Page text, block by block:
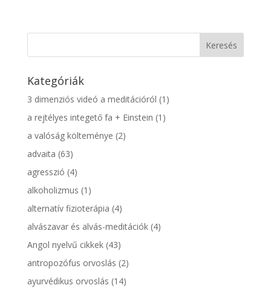
Kategóriák
3 dimenziós videó a meditációról (1)
a rejtélyes integető fa + Einstein (1)
a valóság költeménye (2)
advaita (63)
agresszió (4)
alkoholizmus (1)
alternatív fizioterápia (4)
alvászavar és alvás-meditációk(4)
Angol nyelvű cikkek(43)
antropozófus orvoslás (2)
ayurvédikus orvoslás (14)